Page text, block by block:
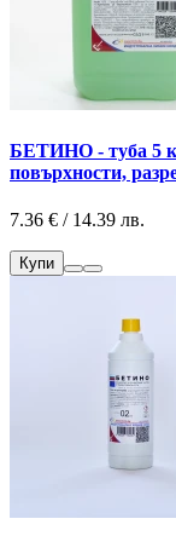
БЕТИНО - туба 5
повърхности,
7.36 € / 14.39 лв.
Купи